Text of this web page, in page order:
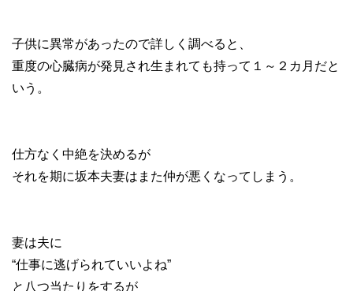
子供に異常があったので詳しく調べると、
重度の心臓病が発見され生まれても持って１～２カ月だと
いう。
仕方なく中絶を決めるが
それを期に坂本夫妻はまた仲が悪くなってしまう。
妻は夫に
“仕事に逃げられていいよね”
と八つ当たりをするが